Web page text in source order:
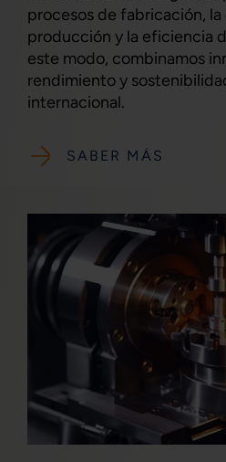
procesos de fabricación, la
producción y la eficiencia
este modo, combinamos
rendimiento y
internacional.
SABER MÁS